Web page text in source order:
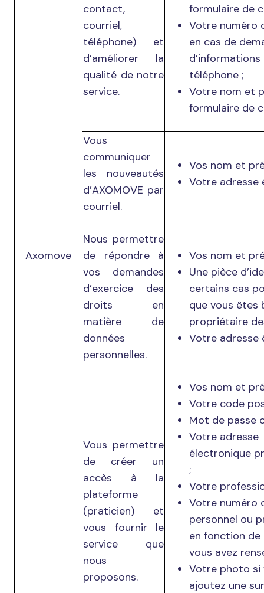
Axomove
contact,
courriel,
téléphone) et
d’améliorer la
qualité de notre
service.
formulaire de
Votre numéro
en cas de
d’informations
téléphone ;
Votre nom et
formulaire de
Vous
communiquer
les nouveautés
d’AXOMOVE par
courriel.
Vos nom et
Votre adresse
Nous permettre
de répondre à
vos demandes
d’exercice des
droits en
matière de
données
personnelles.
Vos nom et
Une pièce
certains cas
que vous êtes
propriétaire
Votre adresse
Vous permettre
de créer un
accès à la
plateforme
(praticien) et
vous fournir le
service que
nous
proposons.
Vos nom et
Votre code
Mot de passe
Votre adresse
électronique
;
Votre
Votre numéro
personnel ou
en fonction de
vous avez
Votre photo si
ajoutez une